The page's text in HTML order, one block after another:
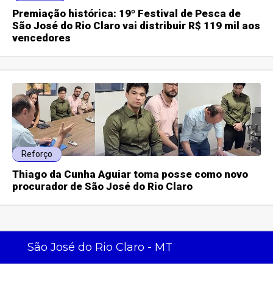
Premiação histórica: 19º Festival de Pesca de
São José do Rio Claro vai distribuir R$ 119 mil aos
vencedores
Reforço
Thiago da Cunha Aguiar toma posse como novo
procurador de São José do Rio Claro
São José do Rio Claro - MT